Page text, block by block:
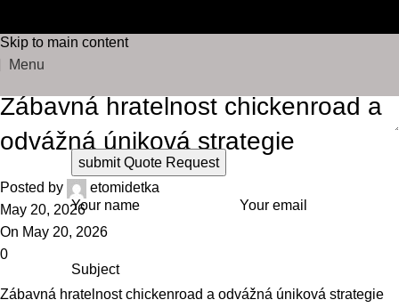
Skip to main content
Menu
Your name Your email
Subject
Home
Zábavná hratelnost chickenroad a
odvážná úniková strategie
Posted by
etomidetka
May 20, 2026
On May 20, 2026
0
Zábavná hratelnost chickenroad a odvážná úniková strategie